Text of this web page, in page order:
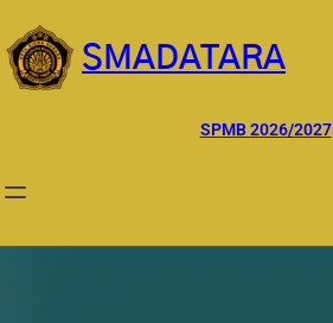
ke
konten
SMADATARA
SPMB 2026/2027